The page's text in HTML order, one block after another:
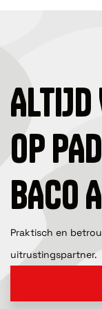
OP
BACO
Praktisch en
uitrustingspartner.